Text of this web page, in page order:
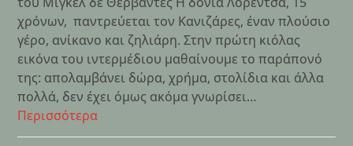
χρόνων, παντρεύεται τον Κανιζάρες, έναν πλούσιο
γέρο, ανίκανο και ζηλιάρη. Στην πρώτη κιόλας
εικόνα του ιντερμέδιου μαθαίνουμε το παράπονό
της: απολαμβάνει δώρα, χρήμα, στολίδια και άλλα
πολλά, δεν έχει όμως ακόμα γνωρίσει…
Περισσότερα